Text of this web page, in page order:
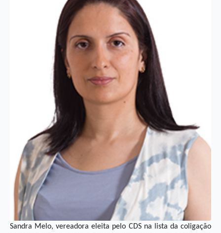
Sandra Melo, vereadora eleita pelo CDS na lista da coligação